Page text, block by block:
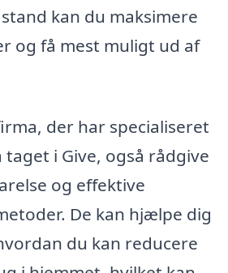
kan du maksimere
og få mest muligt ud af
der har specialiseret
taget i Give, også rådgive
og effektive
De kan hjælpe dig
du kan reducere